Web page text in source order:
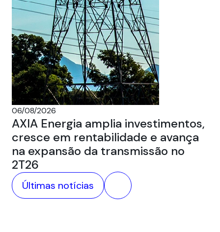
06/08/2026
AXIA Energia amplia investimentos,
cresce em rentabilidade e avança
na expansão da transmissão no
2T26
Últimas notícias